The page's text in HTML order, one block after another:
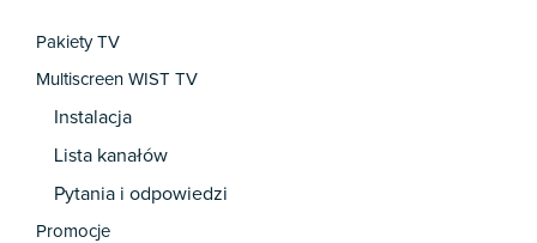
Pakiety TV
Multiscreen WIST TV
Instalacja
Lista kanałów
Pytania i odpowiedzi
Promocje